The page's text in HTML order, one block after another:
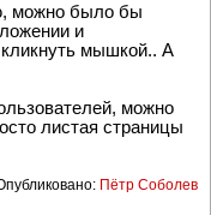
можно было бы
и
мышкой.. А
можно
листая страницы
Пётр Соболев